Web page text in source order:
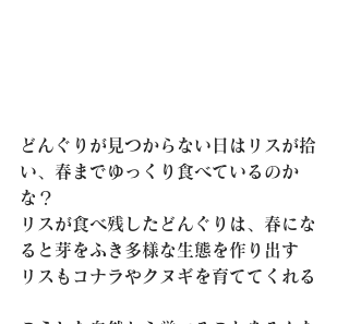
どんぐりが見つからない日はリスが拾
い、春までゆっくり食べているのか
な？
リスが食べ残したどんぐりは、春にな
ると芽をふき多様な生態を作り出す
リスもコナラやクヌギを育ててくれる